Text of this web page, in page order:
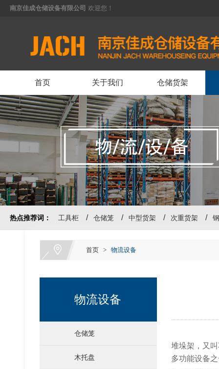
南京佳成仓储设备有限公司 欢迎您！
首页 关于我们 仓储货架
<
热点推荐词： 工具柜 仓储笼 中型货架 次重货架
首页 > 物流设备
物流设备
仓储笼
木托盘
堆垛架，又
多功能设备